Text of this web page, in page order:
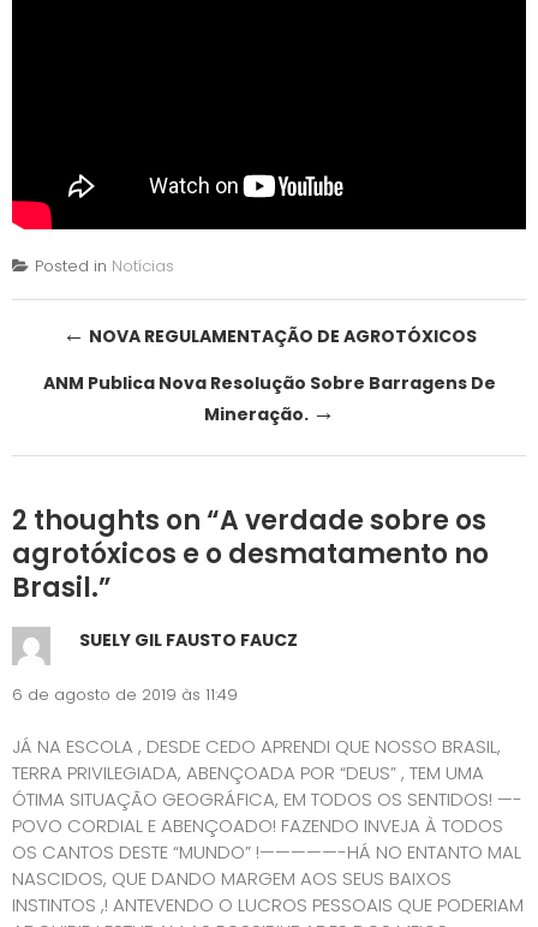
Posted in Notícias
Post
navigation
← NOVA REGULAMENTAÇÃO DE AGROTÓXICOS
ANM Publica Nova Resolução Sobre Barragens De
Mineração. →
2 thoughts on “A verdade sobre os
agrotóxicos e o desmatamento no
Brasil.”
SUELY GIL FAUSTO FAUCZ
6 de agosto de 2019 às 11:49
JÁ NA ESCOLA , DESDE CEDO APRENDI QUE NOSSO BRASIL,
TERRA PRIVILEGIADA, ABENÇOADA POR “DEUS” , TEM UMA
ÓTIMA SITUAÇÃO GEOGRÁFICA, EM TODOS OS SENTIDOS! —-
POVO CORDIAL E ABENÇOADO! FAZENDO INVEJA À TODOS
OS CANTOS DESTE “MUNDO” !—————-HÁ NO ENTANTO MAL
NASCIDOS, QUE DANDO MARGEM AOS SEUS BAIXOS
INSTINTOS ,! ANTEVENDO O LUCROS PESSOAIS QUE PODERIAM